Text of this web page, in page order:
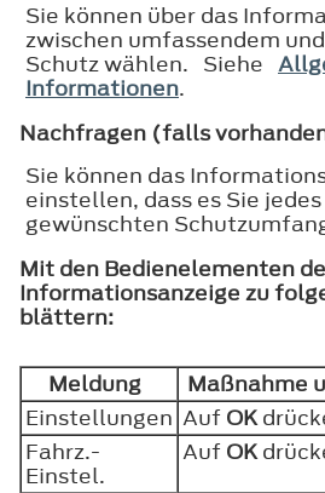
Sie können über das
zwischen umfassendem
Schutz wählen. Siehe
Informationen.
Nachfragen (falls
Sie können das
einstellen, dass es Sie
gewünschten
Mit den Bedienelementen
Informationsanzeige zu
blättern:
Meldung
Maßnahme
Einstellungen Auf OK
Fahrz.-
Einstel.
Auf OK